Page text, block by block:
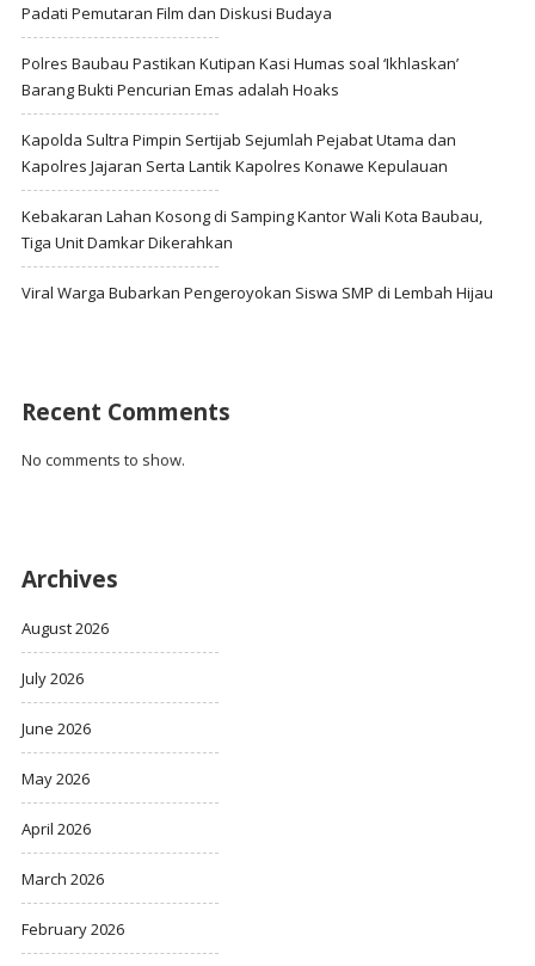
Padati Pemutaran Film dan Diskusi Budaya
Polres Baubau Pastikan Kutipan Kasi Humas soal ‘Ikhlaskan’
Barang Bukti Pencurian Emas adalah Hoaks
Kapolda Sultra Pimpin Sertijab Sejumlah Pejabat Utama dan
Kapolres Jajaran Serta Lantik Kapolres Konawe Kepulauan
Kebakaran Lahan Kosong di Samping Kantor Wali Kota Baubau,
Tiga Unit Damkar Dikerahkan
Viral Warga Bubarkan Pengeroyokan Siswa SMP di Lembah Hijau
Recent Comments
No comments to show.
Archives
August 2026
July 2026
June 2026
May 2026
April 2026
March 2026
February 2026